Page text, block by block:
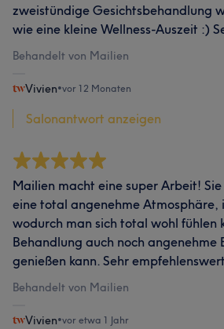
zweistündige Gesichtsbehandlung
wie eine kleine Wellness-Auszeit :)
Behandelt von Mailien
Vivien•vor 12 Monaten
Salonantwort anzeigen
Mailien macht eine super Arbeit!
eine total angenehme Atmosphäre,
wodurch man sich total wohl fühlen
Behandlung auch noch angenehme
genießen kann. Sehr
Behandelt von Mailien
Vivien•vor etwa 1 Jahr